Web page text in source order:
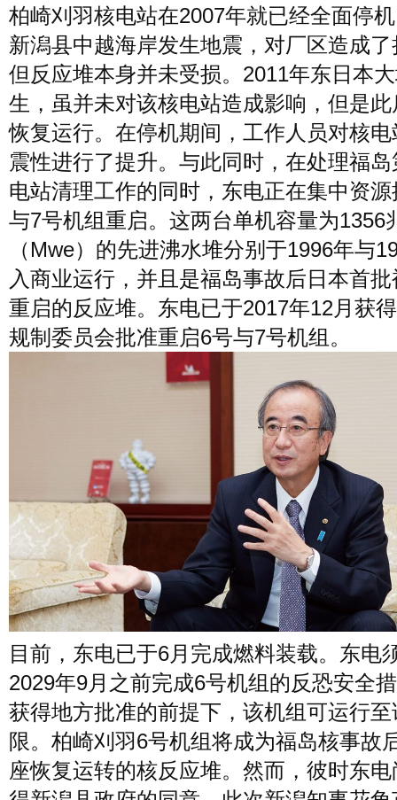
柏崎刈羽核电站在2007年就已经全面停
新潟县中越海岸发生地震，对厂区造成
但反应堆本身并未受损。2011年东日本
生，虽并未对该核电站造成影响，但是
恢复运行。在停机期间，工作人员对核
震性进行了提升。与此同时，在处理福
电站清理工作的同时，东电正在集中资
与7号机组重启。这两台单机容量为1356
（Mwe）的先进沸水堆分别于1996年与
入商业运行，并且是福岛事故后日本首
重启的反应堆。东电已于2017年12月获
规制委员会批准重启6号与7号机组。
目前，东电已于6月完成燃料装载。东电
2029年9月之前完成6号机组的反恐安全
获得地方批准的前提下，该机组可运行至
限。柏崎刈羽6号机组将成为福岛核事故
座恢复运转的核反应堆。然而，彼时东